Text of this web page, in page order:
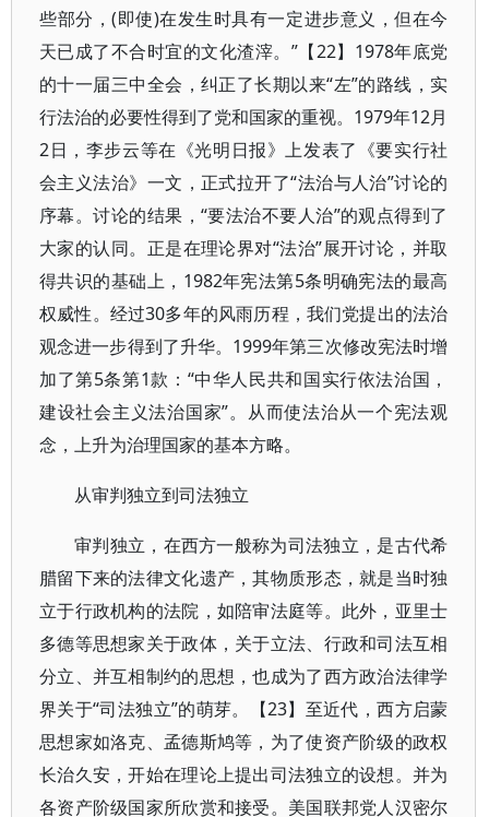
些部分，(即使)在发生时具有一定进步意义，但在今
天已成了不合时宜的文化渣滓。”【22】1978年底党
的十一届三中全会，纠正了长期以来“左”的路线，实
行法治的必要性得到了党和国家的重视。1979年12月
2日，李步云等在《光明日报》上发表了《要实行社
会主义法治》一文，正式拉开了“法治与人治”讨论的
序幕。讨论的结果，“要法治不要人治”的观点得到了
大家的认同。正是在理论界对“法治”展开讨论，并取
得共识的基础上，1982年宪法第5条明确宪法的最高
权威性。经过30多年的风雨历程，我们党提出的法治
观念进一步得到了升华。1999年第三次修改宪法时增
加了第5条第1款：“中华人民共和国实行依法治国，
建设社会主义法治国家”。从而使法治从一个宪法观
念，上升为治理国家的基本方略。
从审判独立到司法独立
审判独立，在西方一般称为司法独立，是古代希
腊留下来的法律文化遗产，其物质形态，就是当时独
立于行政机构的法院，如陪审法庭等。此外，亚里士
多德等思想家关于政体，关于立法、行政和司法互相
分立、并互相制约的思想，也成为了西方政治法律学
界关于“司法独立”的萌芽。【23】至近代，西方启蒙
思想家如洛克、孟德斯鸠等，为了使资产阶级的政权
长治久安，开始在理论上提出司法独立的设想。并为
各资产阶级国家所欣赏和接受。美国联邦党人汉密尔